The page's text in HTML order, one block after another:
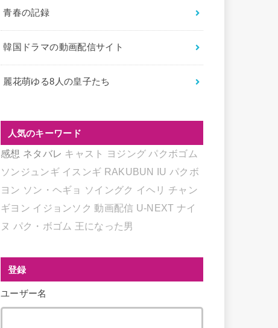
青春の記録
韓国ドラマの動画配信サイト
麗花萌ゆる8人の皇子たち
人気のキーワード
感想 ネタバレ キャスト ヨジング パクボゴム
ソンジュンギ イスンギ RAKUBUN IU パクボ
ヨン ソン・ヘギョ ソイングク イヘリ チャン
ギヨン イジョンソク 動画配信 U-NEXT ナイ
ヌ パク・ボゴム 王になった男
登録
ユーザー名